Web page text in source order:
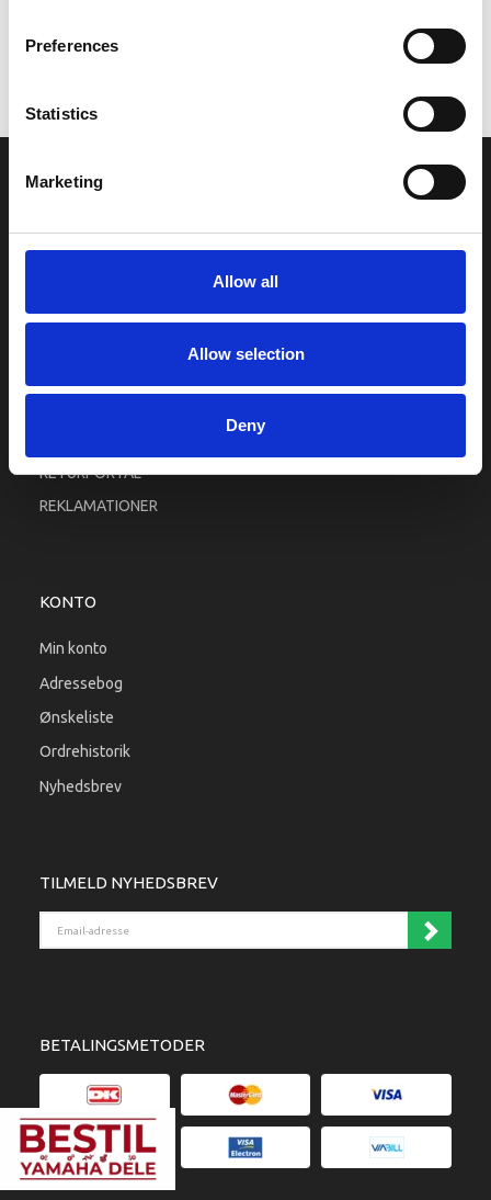
Preferences
Statistics
Marketing
Allow all
Allow selection
Deny
Vi oplever i øjeblikket store og hyppige prisændringer i markedet.
leveres, eller hvor prisen afviger fra det viste. Vi kontakter dig
naturligvis, hvis dette er tilfældet.
INFORMATIONER
RETURPORTAL
REKLAMATIONER
KONTO
Min konto
Adressebog
Ønskeliste
Ordrehistorik
Nyhedsbrev
TILMELD NYHEDSBREV
BETALINGSMETODER